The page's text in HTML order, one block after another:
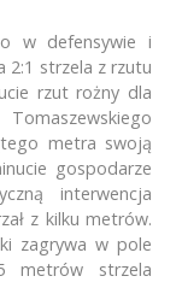
w defensywie i
2:1 strzela z rzutu
rzut rożny dla
metra swoją
gospodarze
interwencja
z kilku metrów.
zagrywa w pole
strzela